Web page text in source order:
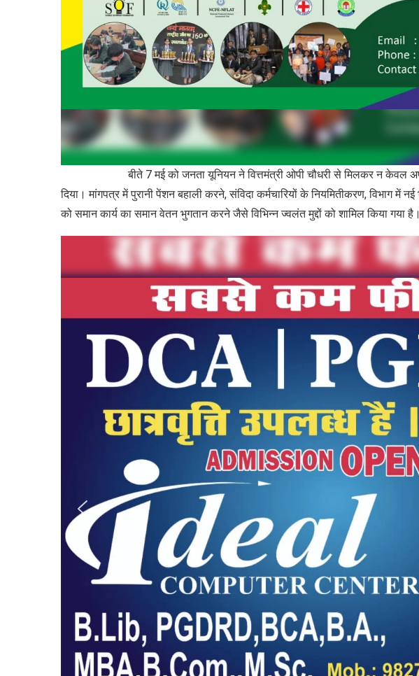
बीते 7 मई को जनता यूनियन ने वित्तमंत्री ओपी चौधरी से मिलकर न केवल अपनी
दिया। मांगपत्र में पुरानी पेंशन बहाली करने, संविदा कर्मचारियों के नियमितीकरण, विभाग में
को समान कार्य का समान वेतन भुगतान करने जैसे विभिन्न ज्वलंत मुद्दों को शामिल किया गया है।